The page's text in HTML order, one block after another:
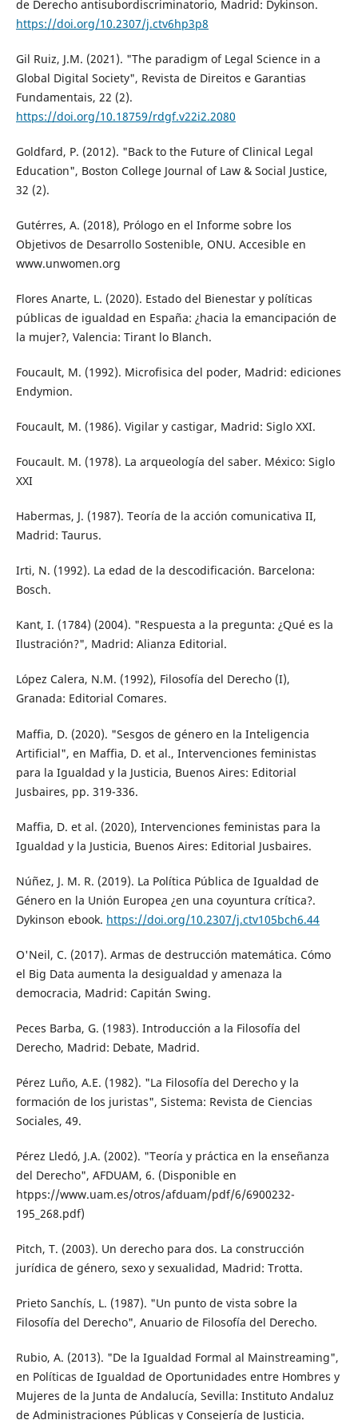
de Derecho antisubordiscriminatorio, Madrid: Dykinson.
https://doi.org/10.2307/j.ctv6hp3p8
Gil Ruiz, J.M. (2021). "The paradigm of Legal Science in a
Global Digital Society", Revista de Direitos e Garantias
Fundamentais, 22 (2).
https://doi.org/10.18759/rdgf.v22i2.2080
Goldfard, P. (2012). "Back to the Future of Clinical Legal
Education", Boston College Journal of Law & Social Justice,
32 (2).
Gutérres, A. (2018), Prólogo en el Informe sobre los
Objetivos de Desarrollo Sostenible, ONU. Accesible en
www.unwomen.org
Flores Anarte, L. (2020). Estado del Bienestar y políticas
públicas de igualdad en España: ¿hacia la emancipación de
la mujer?, Valencia: Tirant lo Blanch.
Foucault, M. (1992). Microfisica del poder, Madrid: ediciones
Endymion.
Foucault, M. (1986). Vigilar y castigar, Madrid: Siglo XXI.
Foucault. M. (1978). La arqueología del saber. México: Siglo
XXI
Habermas, J. (1987). Teoría de la acción comunicativa II,
Madrid: Taurus.
Irti, N. (1992). La edad de la descodificación. Barcelona:
Bosch.
Kant, I. (1784) (2004). "Respuesta a la pregunta: ¿Qué es la
Ilustración?", Madrid: Alianza Editorial.
López Calera, N.M. (1992), Filosofía del Derecho (I),
Granada: Editorial Comares.
Maffia, D. (2020). "Sesgos de género en la Inteligencia
Artificial", en Maffia, D. et al., Intervenciones feministas
para la Igualdad y la Justicia, Buenos Aires: Editorial
Jusbaires, pp. 319-336.
Maffia, D. et al. (2020), Intervenciones feministas para la
Igualdad y la Justicia, Buenos Aires: Editorial Jusbaires.
Núñez, J. M. R. (2019). La Política Pública de Igualdad de
Género en la Unión Europea ¿en una coyuntura crítica?.
Dykinson ebook. https://doi.org/10.2307/j.ctv105bch6.44
O'Neil, C. (2017). Armas de destrucción matemática. Cómo
el Big Data aumenta la desigualdad y amenaza la
democracia, Madrid: Capitán Swing.
Peces Barba, G. (1983). Introducción a la Filosofía del
Derecho, Madrid: Debate, Madrid.
Pérez Luño, A.E. (1982). "La Filosofía del Derecho y la
formación de los juristas", Sistema: Revista de Ciencias
Sociales, 49.
Pérez Lledó, J.A. (2002). "Teoría y práctica en la enseñanza
del Derecho", AFDUAM, 6. (Disponible en
htpps://www.uam.es/otros/afduam/pdf/6/6900232-
195_268.pdf)
Pitch, T. (2003). Un derecho para dos. La construcción
jurídica de género, sexo y sexualidad, Madrid: Trotta.
Prieto Sanchís, L. (1987). "Un punto de vista sobre la
Filosofía del Derecho", Anuario de Filosofía del Derecho.
Rubio, A. (2013). "De la Igualdad Formal al Mainstreaming",
en Políticas de Igualdad de Oportunidades entre Hombres y
Mujeres de la Junta de Andalucía, Sevilla: Instituto Andaluz
de Administraciones Públicas y Consejería de Justicia.